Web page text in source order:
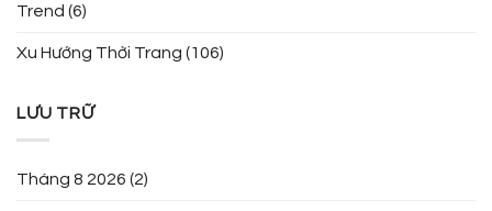
Trend (6)
Xu Hướng Thời Trang (106)
LƯU TRỮ
Tháng 8 2026 (2)